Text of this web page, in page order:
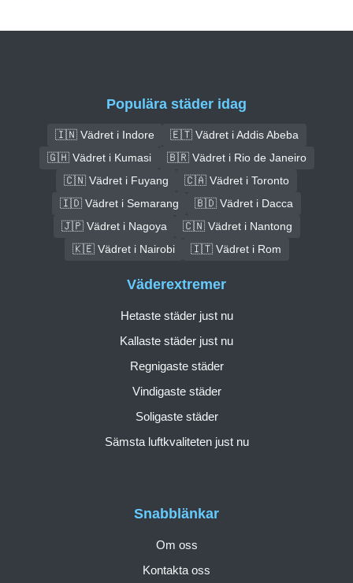
Populära städer idag
🇮🇳 Vädret i Indore
🇪🇹 Vädret i Addis Abeba
🇬🇭 Vädret i Kumasi
🇧🇷 Vädret i Rio de Janeiro
🇨🇳 Vädret i Fuyang
🇨🇦 Vädret i Toronto
🇮🇩 Vädret i Semarang
🇧🇩 Vädret i Dacca
🇯🇵 Vädret i Nagoya
🇨🇳 Vädret i Nantong
🇰🇪 Vädret i Nairobi
🇮🇹 Vädret i Rom
Snabblänkar
Om oss
Kontakta oss
Väderextremer
Hetaste städer just nu
Kallaste städer just nu
Regnigaste städer
Vindigaste städer
Soligaste städer
Sämsta luftkvaliteten just nu